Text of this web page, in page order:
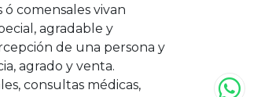
comensales vivan
agradable y
de una persona y
agrado y venta.
consultas médicas,